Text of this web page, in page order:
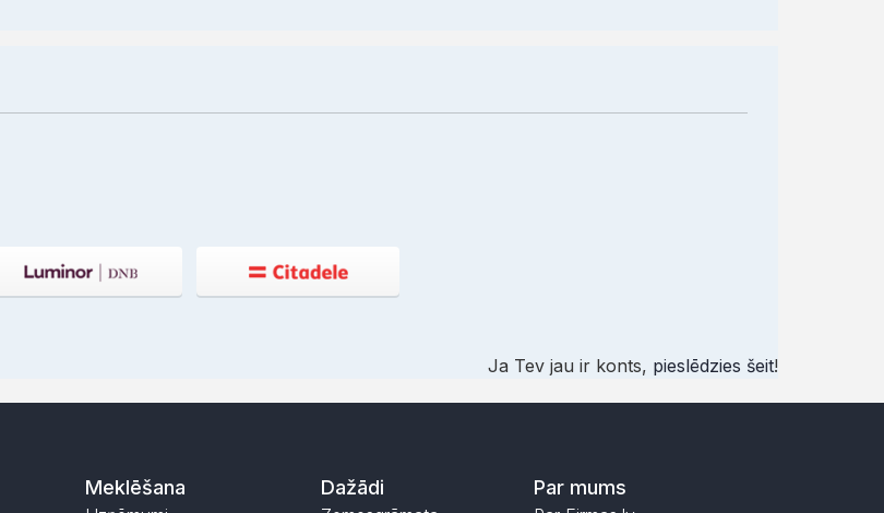
Ja Tev jau ir konts, pieslēdzies šeit!
Meklēšana Dažādi Par mums